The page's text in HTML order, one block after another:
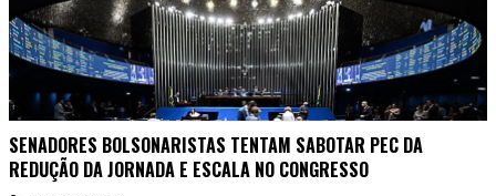
SENADORES BOLSONARISTAS TENTAM SABOTAR PEC DA
REDUÇÃO DA JORNADA E ESCALA NO CONGRESSO